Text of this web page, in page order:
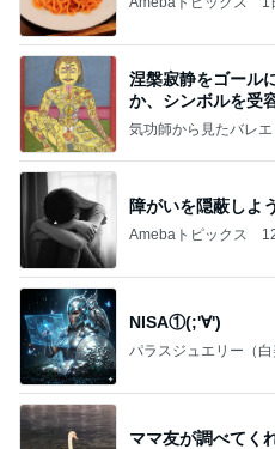
涅槃寂静をゴール
か、シンボルを受
ことが
気功師から見たバレエ
障がいを隠蔽しよ
Amebaトピックス
NISA①(;'∀')
パラスジュエリー（
ママ友が調べてく